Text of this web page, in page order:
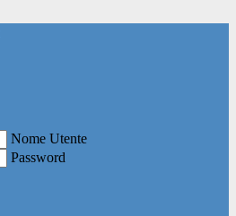
Nome Utente
Password